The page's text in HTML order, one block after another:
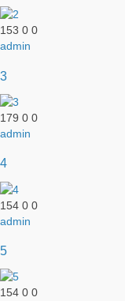
153 0 0
admin
3
179 0 0
admin
4
154 0 0
admin
5
154 0 0